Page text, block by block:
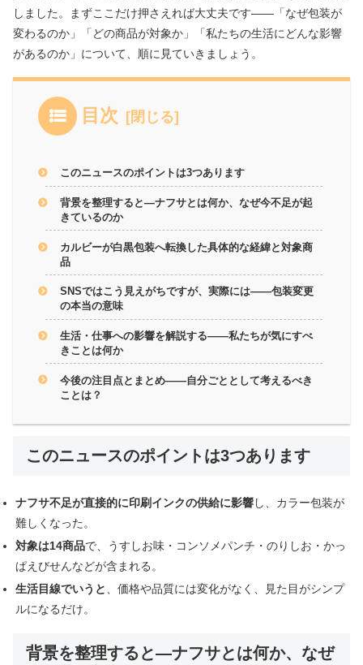
しました。まずここだけ押さえれば大丈夫です――「なぜ包装が
変わるのか」「どの商品が対象か」「私たちの生活にどんな影響
があるのか」について、順に見ていきましょう。
目次
このニュースのポイントは3つあります
背景を整理すると―ナフサとは何か、なぜ今不足が起
きているのか
カルビーが白黒包装へ転換した具体的な経緯と対象商
品
SNSではこう見えがちですが、実際には――包装変更
の本当の意味
生活・仕事への影響を解説する――私たちが気にすべ
きことは何か
今後の注目点とまとめ――自分ごととして考えるべき
ことは？
このニュースのポイントは3つあります
ナフサ不足が直接的に印刷インクの供給に影響し、カラー包装が
難しくなった。
対象は14商品で、うすしお味・コンソメパンチ・のりしお・かっ
ぱえびせんなどが含まれる。
生活目線でいうと
、価格や品質には変化がなく、見た目がシンプ
ルになるだけ。
背景を整理すると―ナフサとは何か、なぜ